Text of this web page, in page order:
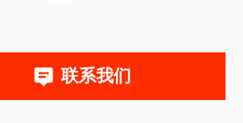
联系我们